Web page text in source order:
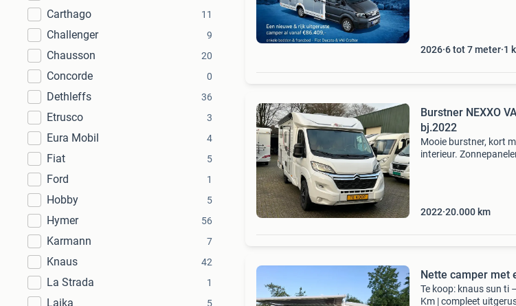
Carthago 11
Challenger 9
Chausson 20
Concorde 0
Dethleffs 36
Etrusco 3
Eura Mobil 4
Fiat 5
Ford 1
Hobby 5
Hymer 56
Karmann 7
Knaus 42
La Strada 1
Laika 5
2026 6 tot 7 meter 1
Burstner NEXXO
bj.2022
Mooie burstner, kort
interieur.
2022 20.000 km
Nette camper met
Te koop: knaus sun ti
Km | compleet